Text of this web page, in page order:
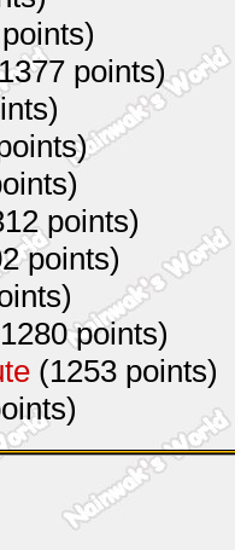
points)
points)
points)
points)
(1253 points)